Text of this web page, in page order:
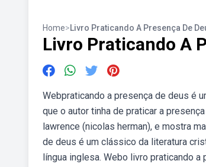
Home>Livro Praticando A Presença De
Livro Praticando A
Webpraticando a presença de deus é
que o autor tinha de praticar a
lawrence (nicolas herman), e mostra
de deus é um clássico da literatura
língua inglesa. Webo livro praticando